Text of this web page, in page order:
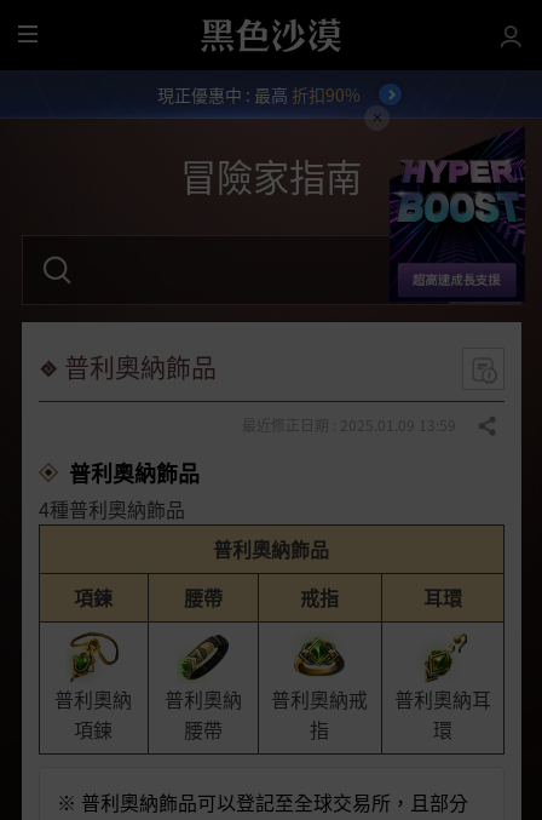
全
部
單
現正優惠中 : 最高 折扣90%
冒險家指南
關
鍵
普利奧納飾品
分享
普利奧納飾品
4種普利奧納飾品
普利奧納飾品
項鍊
腰帶 戒指 耳環
普利奧納
項鍊
普利奧納
腰帶
普利奧納戒
指
普利奧納耳
環
※ 普利奧納飾品可以登記至全球交易所，且部分